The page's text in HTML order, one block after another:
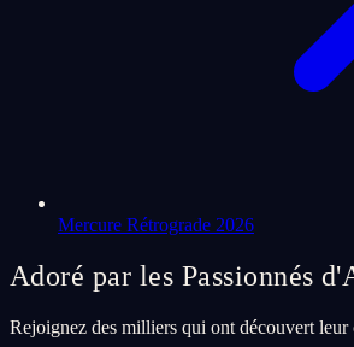
Mercure Rétrograde 2026
Adoré par les Passionnés
Rejoignez des milliers qui ont découvert leur